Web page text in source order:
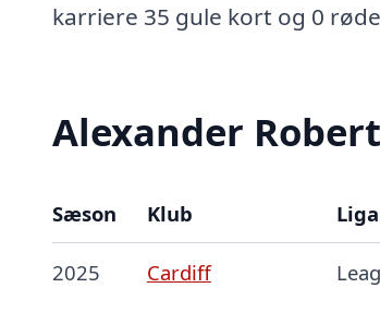
karriere 35 gule kort og 0
Alexander
Sæson Klub Liga
2025 Cardiff